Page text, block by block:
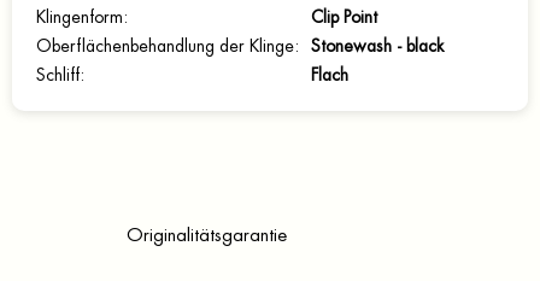
Klingenform :
Clip Point
Oberflächenbehandlung der Klinge:
Stonewash - black
Schliff: Flach
Originalitätsgarantie